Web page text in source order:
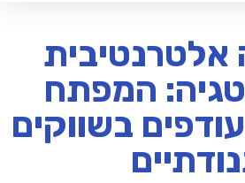
המפתח
בשווקים